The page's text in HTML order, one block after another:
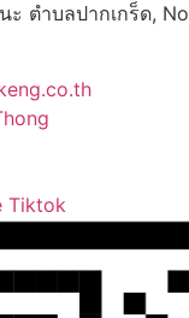
ตำบลปากเกร็ด,
Tiktok